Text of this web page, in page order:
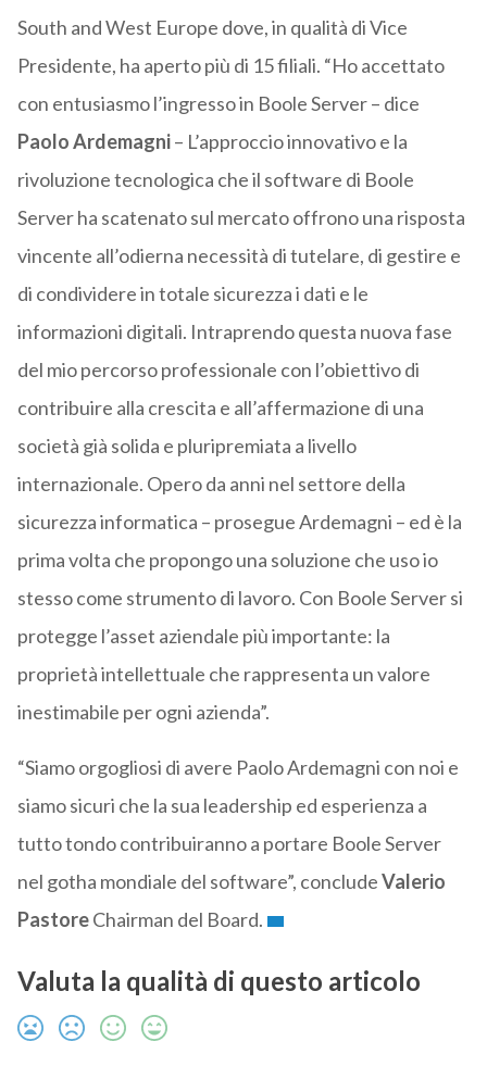
South and West Europe dove, in qualità di Vice
Presidente, ha aperto più di 15 filiali. “Ho accettato
con entusiasmo l’ingresso in Boole Server – dice
Paolo Ardemagni– L’approccio innovativo e la
rivoluzione tecnologica che il software di Boole
Server ha scatenato sul mercato offrono una risposta
vincente all’odierna necessità di tutelare, di gestire e
di condividere in totale sicurezza i dati e le
informazioni digitali. Intraprendo questa nuova fase
del mio percorso professionale con l’obiettivo di
contribuire alla crescita e all’affermazione di una
società già solida e pluripremiata a livello
internazionale. Opero da anni nel settore della
sicurezza informatica – prosegue Ardemagni – ed è la
prima volta che propongo una soluzione che uso io
stesso come strumento di lavoro. Con Boole Server si
protegge l’asset aziendale più importante: la
proprietà intellettuale che rappresenta un valore
inestimabile per ogni azienda”.
“Siamo orgogliosi di avere Paolo Ardemagni con noi e
siamo sicuri che la sua leadership ed esperienza a
tutto tondo contribuiranno a portare Boole Server
nel gotha mondiale del software”, concludeValerio
PastoreChairman del Board.
Valuta la qualità di questo articolo